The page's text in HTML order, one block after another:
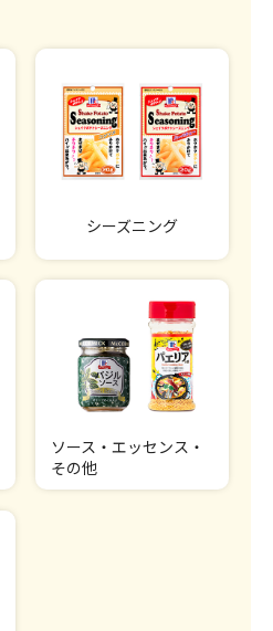
シーズニング
ソース・エッセンス・
その他